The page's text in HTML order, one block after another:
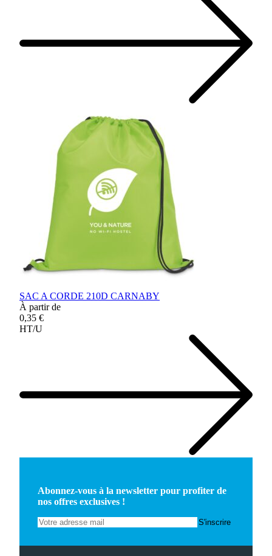
SAC A CORDE 210D CARNABY
À partir de
0,35 €
HT/U
Abonnez-vous à la newsletter pour profiter de
nos offres exclusives !